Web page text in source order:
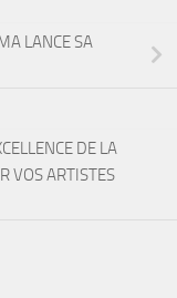
LANCE SA
DE LA
VOS ARTISTES